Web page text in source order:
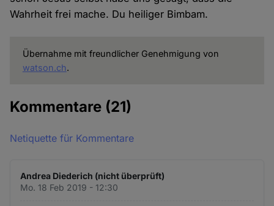
Wahrheit frei mache. Du heiliger Bimbam.
Übernahme mit freundlicher Genehmigung von
watson.ch.
Kommentare (21)
Netiquette für Kommentare
Andrea Diederich (nicht überprüft)
Mo. 18 Feb 2019 - 12:30